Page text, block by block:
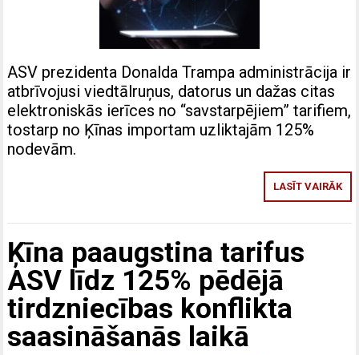
ASV prezidenta Donalda Trampa administrācija ir
atbrīvojusi viedtālruņus, datorus un dažas citas
elektroniskās ierīces no “savstarpējiem” tarifiem,
tostarp no Ķīnas importam uzliktajām 125%
nodevām.
LASĪT VAIRĀK
Ķīna paaugstina tarifus
ASV līdz 125% pēdējā
tirdzniecības konflikta
saasināšanās laikā